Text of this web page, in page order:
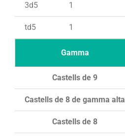
3d5 1
td5 1
Gamma
Castells de 9
Castells de 8 de gamma alta
Castells de 8